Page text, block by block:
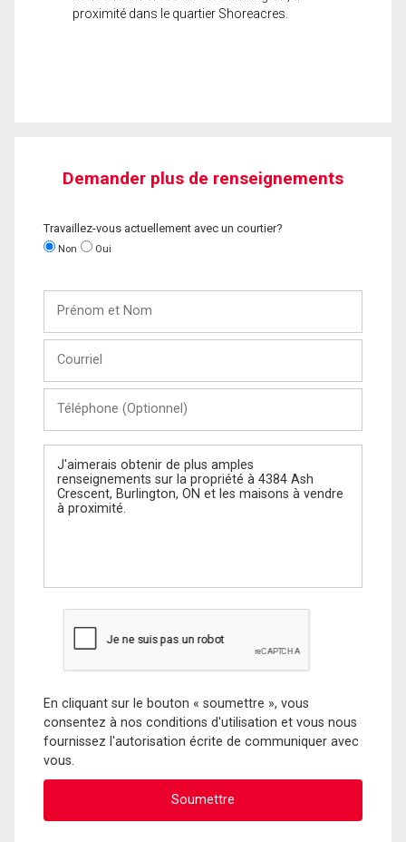
proximité dans le quartier Shoreacres.
Demander plus de renseignements
Travaillez-vous actuellement avec un courtier?
Non Oui
Nom
(Optionnel)
Message
En cliquant sur le bouton « soumettre », vous
consentez à nos conditions d'utilisation et vous nous
fournissez l'autorisation écrite de communiquer avec
vous.